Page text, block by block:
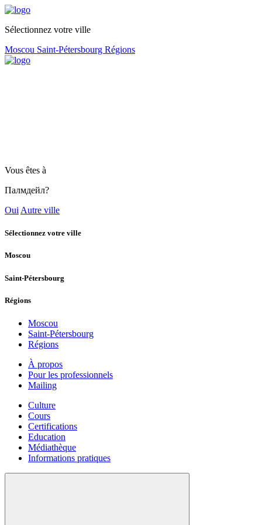
Sélectionnez votre ville
Moscou Saint-Pétersbourg Régions
Vous êtes à
Палмдейл?
Oui Autre ville
Sélectionnez votre ville
Moscou
Saint-Pétersbourg
Régions
Moscou
Saint-Pétersbourg
Régions
À propos
Pour les professionnels
Mailing
Culture
Cours
Certifications
Education
Médiathèque
Informations pratiques